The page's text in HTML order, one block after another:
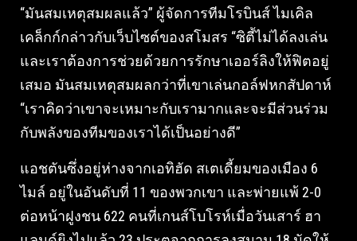
“มันสมเหตุสมผลแล้ว” ผู้จัดการทีมโรบินส์ ไมเคิล
เคล็กก์กล่าวกับเว็บไซต์ของสโมสร “ซิตี้ไม่ได้ลงเล่น
และเราต้องการช่วยด้วยการรักษาเออร์ลิงให้ฟิตอยู่
เสมอ มันสมเหตุสมผลกว่าที่เขาเล่นกอล์ฟหกสัปดาห์
“เราคิดว่าเขาจะเหมาะกับเรามากและจะมีส่วนร่วม
กับพลังของทีมของเราได้เป็นอย่างดี”
แอชตันซึ่งอยู่ห่างจากเอทิฮัด สเตเดี้ยมของเมือง 6
ไมล์ อยู่ในอันดับที่ 11 ของพวกเขา และพ่ายแพ้ 2-0
ต่อหน้าฝูงชน 622 คนที่เกนส์โบโรห์เมื่อวันเสาร์ ฮา